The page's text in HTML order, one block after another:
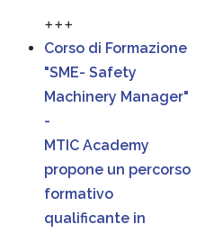
+++
Corso di Formazione
"SME- Safety
Machinery Manager"
-
MTIC Academy
propone un percorso
formativo
qualificante in